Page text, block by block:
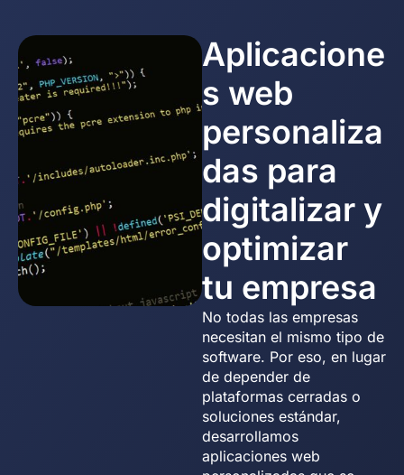
Aplicacione
s web
personaliza
das para
digitalizar y
optimizar
tu empresa
No todas las empresas
necesitan el mismo tipo de
software. Por eso, en lugar
de depender de
plataformas cerradas o
soluciones estándar,
desarrollamos
aplicaciones web